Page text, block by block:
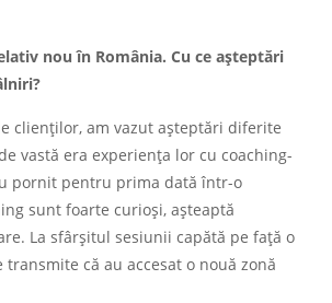
nou în România. Cu ce așteptări
clienților, am vazut așteptări diferite
vastă era experiența lor cu coaching-
pornit pentru prima dată într-o
sunt foarte curioși, așteaptă
La sfârșitul sesiunii capătă pe față o
că au accesat o nouă zonă